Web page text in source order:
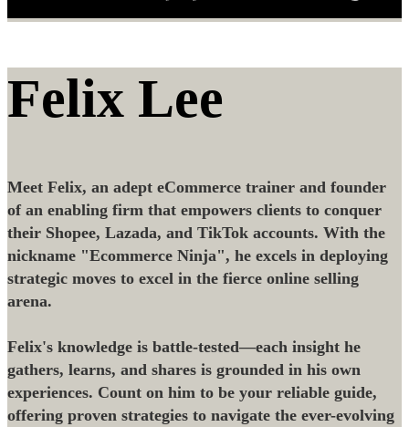
Felix Lee
Meet Felix, an adept eCommerce trainer and founder
of an enabling firm that empowers clients to conquer
their Shopee, Lazada, and TikTok accounts. With the
nickname "Ecommerce Ninja", he excels in deploying
strategic moves to excel in the fierce online selling
arena.
Felix's knowledge is battle-tested—each insight he
gathers, learns, and shares is grounded in his own
experiences. Count on him to be your reliable guide,
offering proven strategies to navigate the ever-evolving